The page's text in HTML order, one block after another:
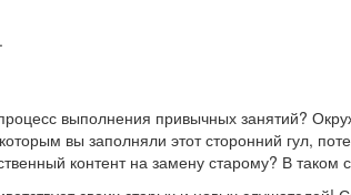
.
выполнения привычных занятий?
вы заполняли этот сторонний гул,
контент на замену старому? В таком